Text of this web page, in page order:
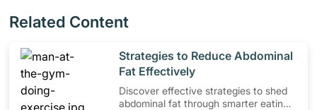
Related Content
​Strategies to Reduce Abdominal
Fat Effectively
Discover effective strategies to shed
abdominal fat through smarter eating